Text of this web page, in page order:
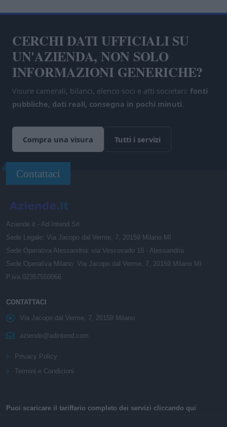
CERCHI DATI UFFICIALI SU
UN'AZIENDA, NON SOLO
INFORMAZIONI GENERICHE?
Visure camerali, bilanci, elenco soci e atti societari: fonti
pubbliche, dati reali, consegna in pochi minuti.
Compra una visura Tutti i servizi
Contattaci
Aziende.it - Ad Intend Srl
Sede Legale: Via Jacopo dal Verme, 7, 20159 Milano MI
Sede Operativa Alessandria: via Vescovado 18 - Alessandria
Sede Operativa Milano: Via Jacopo dal Verme, 7, 20159 Milano MI
P.iva 02357550066
CONTATTACI
Via Jacopo dal Verme, 7, 20159 Milano
aziende@adintend.com
Privacy Policy
Termini e Condizioni
Puoi scaricare il tariffario completo dei servizi cliccando qui